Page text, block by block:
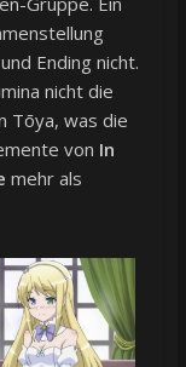
Ending nicht.
nicht die
Tōya, was die
von In
mehr als